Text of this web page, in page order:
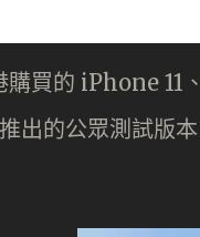
買的 iPhone 11
出的公眾測試版